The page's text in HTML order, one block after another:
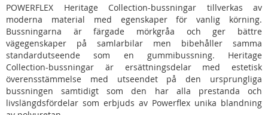
POWERFLEX Heritage Collection-bussningar tillverkas av
moderna material med egenskaper för vanlig körning.
Bussningarna är färgade mörkgråa och ger bättre
vägegenskaper på samlarbilar men bibehåller samma
standardutseende som en gummibussning. Heritage
Collection-bussningar är ersättningsdelar med estetisk
överensstämmelse med utseendet på den ursprungliga
bussningen samtidigt som den har alla prestanda och
livslängdsfördelar som erbjuds av Powerflex unika blandning